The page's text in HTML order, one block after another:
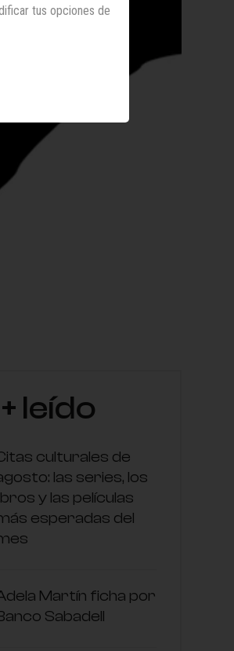
leído
culturales de
las series, los
y las películas
esperadas del
Martín ficha por
Sabadell
tus opciones de